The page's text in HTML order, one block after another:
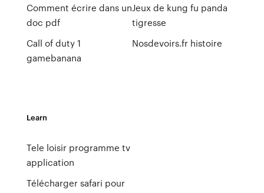
Comment écrire dans un
doc pdf
Call of duty 1
gamebanana
Jeux de kung fu panda
tigresse
Nosdevoirs.fr histoire
Learn
Tele loisir programme tv
application
Télécharger safari pour